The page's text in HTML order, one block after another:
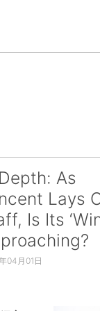
As
Lays
Is Its
04月01日